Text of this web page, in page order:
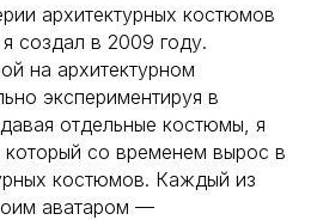
архитектурных костюмов
создал в 2009 году.
на архитектурном
экспериментируя в
отдельные костюмы, я
который со временем вырос в
костюмов. Каждый из
аватаром —